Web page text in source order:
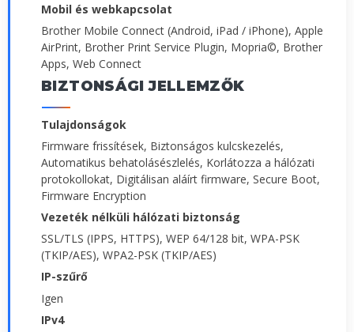
Mobil és webkapcsolat
Brother Mobile Connect (Android, iPad / iPhone), Apple
AirPrint, Brother Print Service Plugin, Mopria©, Brother
Apps, Web Connect
BIZTONSÁGI JELLEMZŐK
Tulajdonságok
Firmware frissítések, Biztonságos kulcskezelés,
Automatikus behatolásészlelés, Korlátozza a hálózati
protokollokat, Digitálisan aláírt firmware, Secure Boot,
Firmware Encryption
Vezeték nélküli hálózati biztonság
SSL/TLS (IPPS, HTTPS), WEP 64/128 bit, WPA-PSK
(TKIP/AES), WPA2-PSK (TKIP/AES)
IP-szűrő
Igen
IPv4